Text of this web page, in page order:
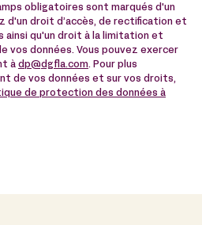
obligatoires sont marqués d'un
d'un droit d’accès, de rectification et
ainsi qu'un droit à la limitation et
vos données. Vous pouvez exercer
à dp@dgfla.com. Pour plus
de vos données et sur vos droits,
de protection des données à